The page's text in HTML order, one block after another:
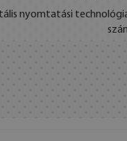
nyomtatási